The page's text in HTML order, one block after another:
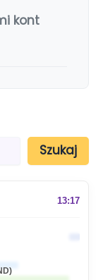
kont
Szukaj
13:17